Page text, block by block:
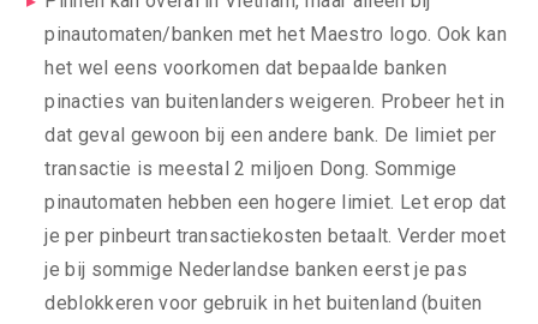
pinautomaten/banken met het Maestro logo. Ook kan
het wel eens voorkomen dat bepaalde banken
pinacties van buitenlanders weigeren. Probeer het in
dat geval gewoon bij een andere bank. De limiet per
transactie is meestal 2 miljoen Dong. Sommige
pinautomaten hebben een hogere limiet. Let erop dat
je per pinbeurt transactiekosten betaalt. Verder moet
je bij sommige Nederlandse banken eerst je pas
deblokkeren voor gebruik in het buitenland (buiten